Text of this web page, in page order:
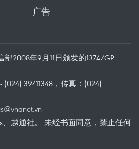
广告
2008年9月11日颁发的1374/GP-
(024) 39411348，传真：(024)
、越通社。 未经书面同意，禁止任何